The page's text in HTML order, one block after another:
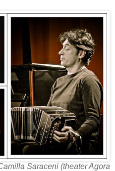
Saraceni (theater Agora